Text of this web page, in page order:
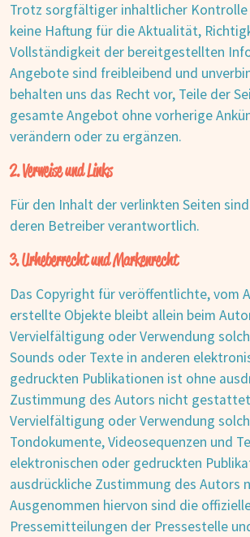
Trotz sorgfältiger inhaltlicher Kontrolle
keine Haftung für die Aktualität,
Vollständigkeit der bereitgestellten
Angebote sind freibleibend und
behalten uns das Recht vor, Teile der
gesamte Angebot ohne vorherige
verändern oder zu ergänzen.
2. Verweise und Links
Für den Inhalt der verlinkten Seiten
deren Betreiber verantwortlich.
3. Urheberrecht und Markenrecht
Das Copyright für veröffentlichte, vom
erstellte Objekte bleibt allein beim
Vervielfältigung oder Verwendung
Sounds oder Texte in anderen
gedruckten Publikationen ist ohne
Zustimmung des Autors nicht
Vervielfältigung oder Verwendung
Tondokumente, Videosequenzen und
elektronischen oder gedruckten
ausdrückliche Zustimmung des Autors
Ausgenommen hiervon sind die
Pressemitteilungen der Pressestelle